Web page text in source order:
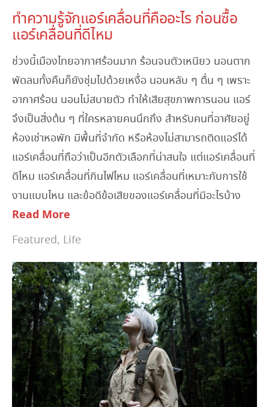
ทำความรู้จักแอร์เคลื่อนที่คืออะไร ก่อนซื้อ
แอร์เคลื่อนที่ดีไหม
ช่วงนี้เมืองไทยอากาศร้อนมาก ร้อนจนตัวเหนียว นอนตาก
พัดลมทั้งคืนก็ยังชุ่มไปด้วยเหงื่อ นอนหลับ ๆ ตื่น ๆ เพราะ
อากาศร้อน นอนไม่สบายตัว ทำให้เสียสุขภาพการนอน แอร์
จึงเป็นสิ่งต้น ๆ ที่ใครหลายคนนึกถึง สำหรับคนที่อาศัยอยู่
ห้องเช่าหอพัก มีพื้นที่จำกัด หรือห้องไม่สามารถติดแอร์ได้
แอร์เคลื่อนที่ถือว่าเป็นอีกตัวเลือกที่น่าสนใจ แต่แอร์เคลื่อนที่
ดีไหม แอร์เคลื่อนที่กินไฟไหม แอร์เคลื่อนที่เหมาะกับการใช้
งานแบบไหน และข้อดีข้อเสียของแอร์เคลื่อนที่มีอะไรบ้าง
Read More
Featured, Life